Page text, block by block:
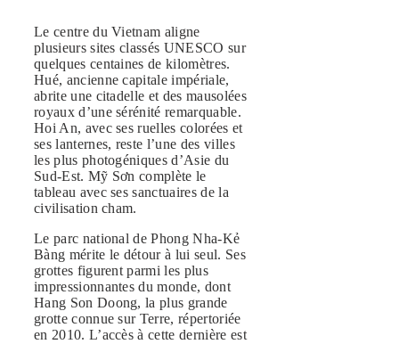
Le centre du Vietnam aligne
plusieurs sites classés UNESCO sur
quelques centaines de kilomètres.
Hué, ancienne capitale impériale,
abrite une citadelle et des mausolées
royaux d’une sérénité remarquable.
Hoi An, avec ses ruelles colorées et
ses lanternes, reste l’une des villes
les plus photogéniques d’Asie du
Sud-Est. Mỹ Sơn complète le
tableau avec ses sanctuaires de la
civilisation cham.
Le parc national de Phong Nha-Kẻ
Bàng mérite le détour à lui seul. Ses
grottes figurent parmi les plus
impressionnantes du monde, dont
Hang Son Doong, la plus grande
grotte connue sur Terre, répertoriée
en 2010. L’accès à cette dernière est